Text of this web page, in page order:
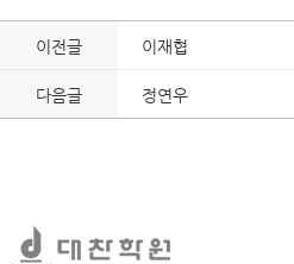
이전글 이재협
다음글 정연우